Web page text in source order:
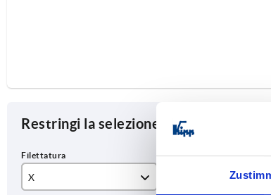
Restringi la selezione degli articoli
X